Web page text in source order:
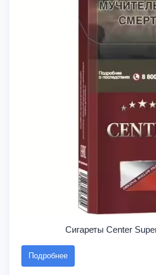
Сигареты Center
Подробнее